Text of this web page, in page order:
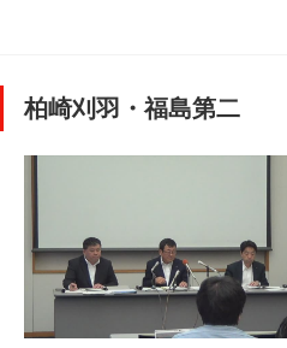
柏崎刈羽・福島第二